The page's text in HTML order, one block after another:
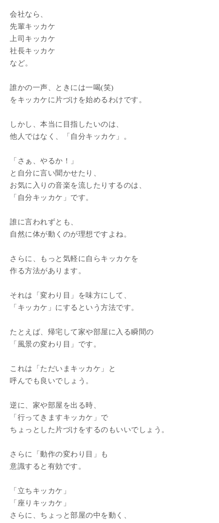
会社なら、
先輩キッカケ
上司キッカケ
社長キッカケ
など。
誰かの一声、ときには一喝(笑)
をキッカケに片づけを始めるわけです。
しかし、本当に目指したいのは、
他人ではなく、「自分キッカケ」。
「さぁ、やるか！」
と自分に言い聞かせたり、
お気に入りの音楽を流したりするのは、
「自分キッカケ」です。
誰に言われずとも、
自然に体が動くのが理想ですよね。
さらに、もっと気軽に自らキッカケを
作る方法があります。
それは「変わり目」を味方にして、
「キッカケ」にするという方法です。
たとえば、帰宅して家や部屋に入る瞬間の
「風景の変わり目」です。
これは「ただいまキッカケ」と
呼んでも良いでしょう。
逆に、家や部屋を出る時、
「行ってきますキッカケ」で
ちょっとした片づけをするのもいいでしょう。
さらに「動作の変わり目」も
意識すると有効です。
「立ちキッカケ」
「座りキッカケ」
さらに、ちょっと部屋の中を動く、